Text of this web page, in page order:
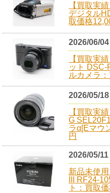
【買取実
デジタル
取価格
2026/06/04
【買取実
ット DSC-
ルカメラ
2026/05/18
【買取実
G
ラα[Eマウ
円
2026/05/11
新品未使
III RF24-
ト：買取